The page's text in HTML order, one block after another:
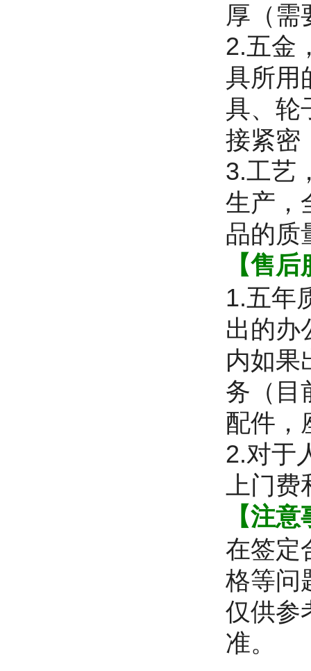
厚（需
2.五金
具所用
具、轮
接紧密
3.工艺
生产，
品的质
【售
1.五年
出的办
内如果
务（目
配件，
2.对于
上门
【注
在签定
格等问
仅供参
准。